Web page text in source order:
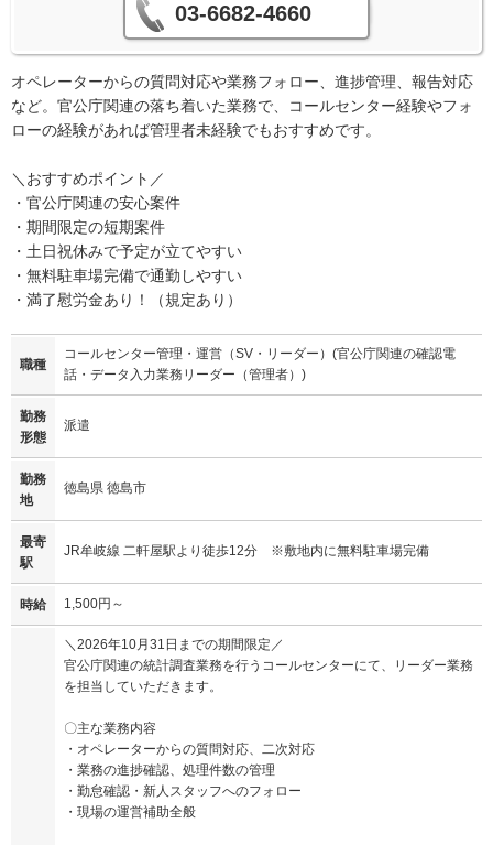
03-6682-4660
オペレーターからの質問対応や業務フォロー、進捗管理、報告対応
など。官公庁関連の落ち着いた業務で、コールセンター経験やフォ
ローの経験があれば管理者未経験でもおすすめです。
＼おすすめポイント／
・官公庁関連の安心案件
・期間限定の短期案件
・土日祝休みで予定が立てやすい
・無料駐車場完備で通勤しやすい
・満了慰労金あり！（規定あり）
職種
コールセンター管理・運営（SV・リーダー）(官公庁関連の確認電
話・データ入力業務リーダー（管理者）)
勤務
形態
派遣
勤務
地
徳島県 徳島市
最寄
駅
JR牟岐線 二軒屋駅より徒歩12分 ※敷地内に無料駐車場完備
時給 1,500円～
＼2026年10月31日までの期間限定／
官公庁関連の統計調査業務を行うコールセンターにて、リーダー業務
を担当していただきます。
〇主な業務内容
・オペレーターからの質問対応、二次対応
・業務の進捗確認、処理件数の管理
・勤怠確認・新人スタッフへのフォロー
・現場の運営補助全般